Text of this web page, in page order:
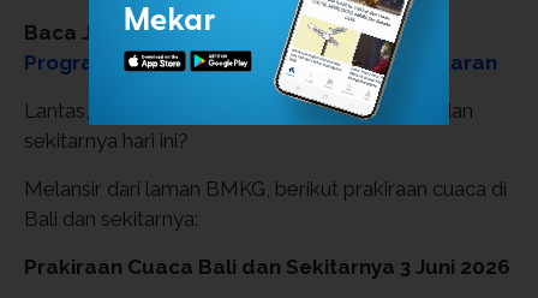
Baca Juga:UKT & IPI Jalur Mandiri Undip
Program Sarjana 2026, Cek Biaya Pendaftaran
Lantas, bagaimana detail prakiraan cuaca Bali dan
sekitarnya hari ini?
Melansir dari laman BMKG, berikut prakiraan cuaca di
Bali dan sekitarnya:
Prakiraan Cuaca Bali dan Sekitarnya 3 Juni 2026